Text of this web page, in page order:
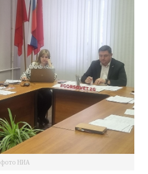
фото НИА